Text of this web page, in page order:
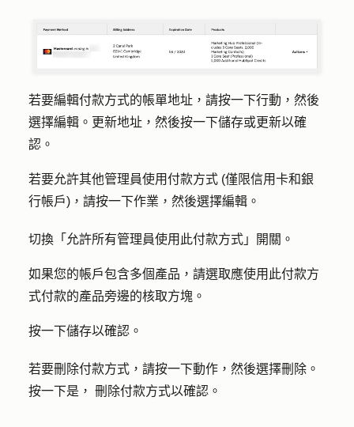
若要編輯付款方式的帳單地址，請按一下行動 ，然後
選擇編輯 。更新地址，然後按一下儲存或更新以確
認。
若要允許其他管理員使用付款方式 (僅限信用卡和銀
行帳戶)，請按一下作業 ，然後選擇編輯 。
切換「 允許所有管理員使用此付款方式 」開關。
如果您的帳戶包含多個產品，請選取應使用此付款方
式付款的產品旁邊的核取方塊 。
按一下儲存以確認。
若要刪除付款方式，請按一下動作 ，然後選擇刪除 。
按一下是， 刪除付款方式以確認。